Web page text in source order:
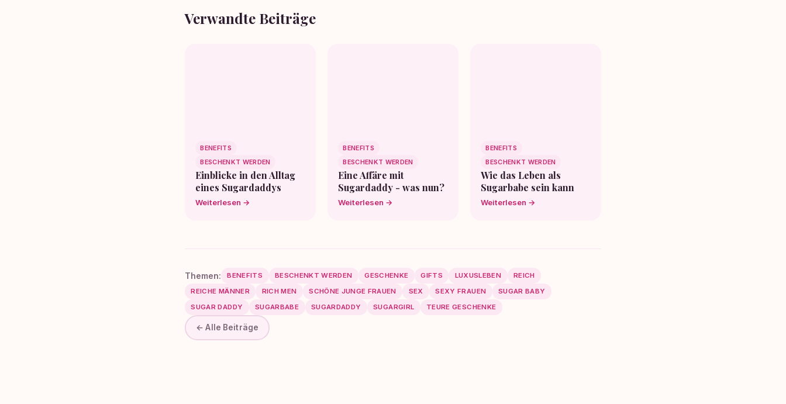
Verwandte Beiträge
BENEFITS
BESCHENKT WERDEN
Einblicke in den Alltag
eines Sugardaddys
Weiterlesen →
BENEFITS
BESCHENKT WERDEN
Eine Affäre mit
Sugardaddy - was nun?
Weiterlesen →
BENEFITS
BESCHENKT WERDEN
Wie das Leben als
Sugarbabe sein kann
Weiterlesen →
Themen: BENEFITS BESCHENKT WERDEN GESCHENKE GIFTS LUXUSLEBEN
REICH
REICHE MÄNNER
RICH MEN SCHÖNE JUNGE FRAUEN SEX SEXY FRAUEN
SUGAR BABY
SUGAR DADDY
SUGARBABE SUGARDADDY SUGARGIRL TEURE GESCHENKE
← Alle Beiträge